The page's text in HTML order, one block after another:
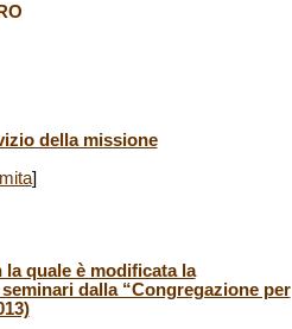
della missione
]
la quale è modificata la
dalla “Congregazione per